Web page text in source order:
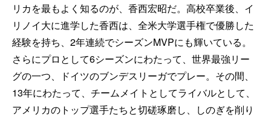
リカを最もよく知るのが、香西宏昭だ。高校卒業後、イ
リノイ大に進学した香西は、全米大学選手権で優勝した
経験を持ち、2年連続でシーズンMVPにも輝いている。
さらにプロとして6シーズンにわたって、世界最強リー
グの一つ、ドイツのブンデスリーガでプレー。その間、
13年にわたって、チームメイトとしてライバルとして、
アメリカのトップ選手たちと切磋琢磨し、しのぎを削り